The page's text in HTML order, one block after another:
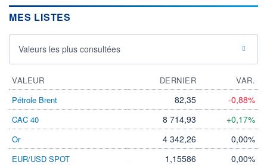
MES LISTES
Valeurs les plus consultées
VALEUR DERNIER
VAR.
Pétrole Brent
82,35 -0,88%
CAC 40 8 714,93 +0,17%
Or 4 342,26 0,00%
EUR/USD SPOT 1,15586 0,00%